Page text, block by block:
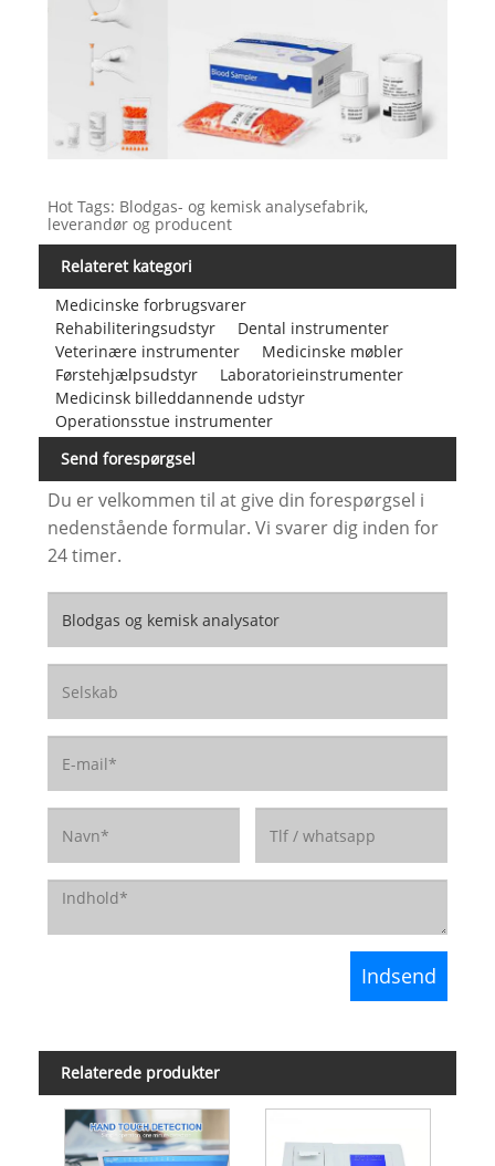
Hot Tags: Blodgas- og kemisk analysefabrik,
leverandør og producent
Relateret kategori
Medicinske forbrugsvarer
Rehabiliteringsudstyr
Dental instrumenter
Veterinære instrumenter
Medicinske møbler
Førstehjælpsudstyr
Laboratorieinstrumenter
Medicinsk billeddannende udstyr
Operationsstue instrumenter
Send forespørgsel
Du er velkommen til at give din forespørgsel i
nedenstående formular. Vi svarer dig inden for
24 timer.
Relaterede produkter